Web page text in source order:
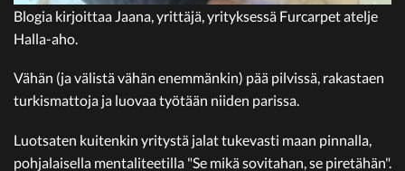
Blogia kirjoittaa Jaana, yrittäjä, yrityksessä Furcarpet atelje
Halla-aho.
Vähän (ja välistä vähän enemmänkin) pää pilvissä, rakastaen
turkismattoja ja luovaa työtään niiden parissa.
Luotsaten kuitenkin yritystä jalat tukevasti maan pinnalla,
pohjalaisella mentaliteetilla "Se mikä sovitahan, se piretähän".